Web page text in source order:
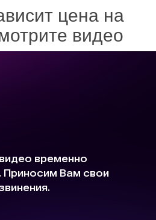
цена на
видео